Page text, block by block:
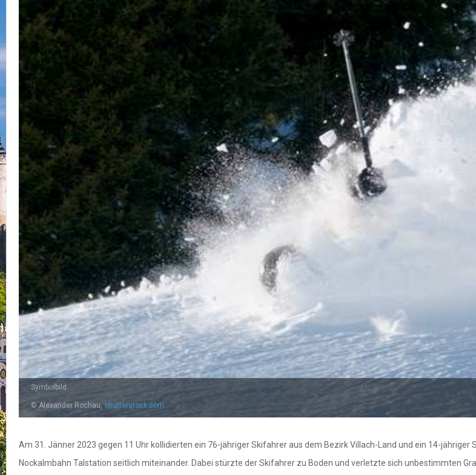
Symbolbild
© Alexander Rochau,shutterstock.com
Am 31. Jänner 2023 gegen 11 Uhr kollidierten ein 76-jähriger Skifahrer aus dem Bezirk Villach-Land und ein 14-
Nockalmbahn Talstation seitlich miteinander. Dabei stürzte der Skifahrer zu Boden und verletzte sich unbestimmten